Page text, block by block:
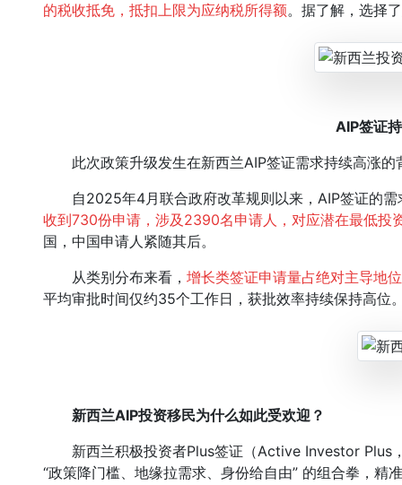
的税收抵免，抵扣上限为应纳税所得额。据了解，选择
AIP签证
此次政策升级发生在新西兰AIP签证需求持续高涨的
自2025年4月联合政府改革规则以来，AIP签证的需
收到730份申请，涉及2390名申请人，对应潜在最低投
国，中国申请人紧随其后。
从类别分布来看， 增长类签证申请量占绝对主导地
平均审批时间仅约35个工作日，获批效率持续保持高位
新西兰AIP投资移民为什么如此受欢迎？
新西兰积极投资者Plus签证（Active Investor Plus
“政策降门槛、地缘拉需求、身份给自由” 的组合拳，